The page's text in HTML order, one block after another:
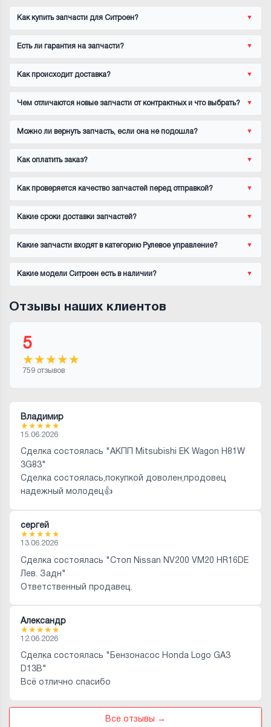
Как купить запчасти для Ситроен?
Есть ли гарантия на запчасти?
Как происходит доставка?
Чем отличаются новые запчасти от контрактных и что выбрать?
Можно ли вернуть запчасть, если она не подошла?
Как оплатить заказ?
Как проверяется качество запчастей перед отправкой?
Какие сроки доставки запчастей?
Какие запчасти входят в категорию Рулевое управление?
Какие модели Ситроен есть в наличии?
Отзывы наших клиентов
5
★★★★★
759 отзывов
Владимир
★★★★★
15.06.2026
Сделка состоялась "АКПП Mitsubishi EK Wagon H81W
3G83"
Сделка состоялась,покупкой доволен,продовец
надежный молодец👍
сергей
★★★★★
13.06.2026
Сделка состоялась "Стоп Nissan NV200 VM20 HR16DE
Лев. Задн"
Ответственный продавец.
Александр
★★★★★
12.06.2026
Сделка состоялась "Бензонасос Honda Logo GA3
D13B"
Всё отлично спасибо
Все отзывы →